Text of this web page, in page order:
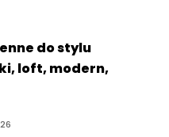
do stylu
loft, modern,